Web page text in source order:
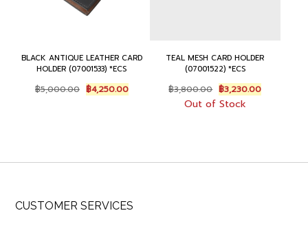
BLACK ANTIQUE LEATHER CARD
HOLDER (07001533) *ECS
฿5,000.00 Original
price
฿4,250.00Current
price
TEAL MESH CARD HOLDER
(07001522) *ECS
฿3,800.00 Original
price
was:
฿3,230.00Current
price
Out of Stock
CUSTOMER SERVICES